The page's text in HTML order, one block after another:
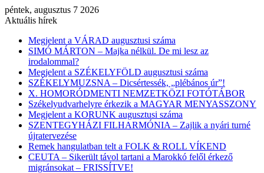
péntek, augusztus 7 2026
Aktuális hírek
Megjelent a VÁRAD augusztusi száma
SIMÓ MÁRTON – Majka nélkül. De mi lesz az
irodalommal?
Megjelent a SZÉKELYFÖLD augusztusi száma
SZÉKELYMUZSNA – Dicsértessék, „plébános úr”!
X. HOMORÓDMENTI NEMZETKÖZI FOTÓTÁBOR
Székelyudvarhelyre érkezik a MAGYAR MENYASSZONY
Megjelent a KORUNK augusztusi száma
SZENTEGYHÁZI FILHARMÓNIA – Zajlik a nyári turné
újratervezése
Remek hangulatban telt a FOLK & ROLL VÍKEND
CEUTA – Sikerült távol tartani a Marokkó felől érkező
migránsokat – FRISSÍTVE!